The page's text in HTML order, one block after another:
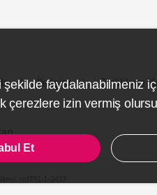
İletişim Gizlilik ve
faydalanabilmeniz
çerezlere izin vermiş
Et